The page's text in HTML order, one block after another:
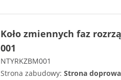
Koło zmiennych faz
001
NTYRKZBM001
Strona zabudowy: Strona